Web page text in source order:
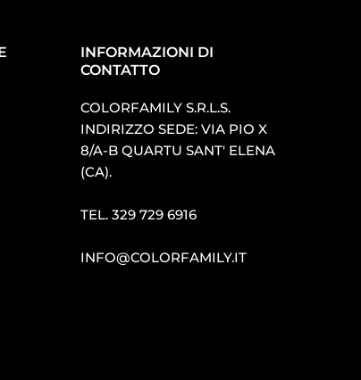
INFORMAZIONI DI
CONTATTO
COLORFAMILY S.R.L.S.
INDIRIZZO SEDE: VIA PIO X
8/A-B QUARTU SANT′ ELENA
(CA).
TEL.329 729 6916
INFO@COLORFAMILY.IT